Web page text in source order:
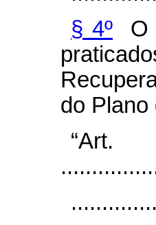
§ 4º O
do Plano